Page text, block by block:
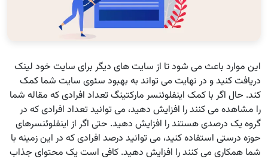
این موارد باعث می شود تا از سایت های دیگر برای سایت خود لینک
دریافت کنید و در نهایت می تواند به بهبود سئوی سایت شما کمک
کند. حال اگر با کمک اینفلوئنسر مارکتینگ تعداد افرادی که مقاله شما
را مشاهده می کنند را افزایش دهید، می توانید تعداد افرادی که در
گروه یک درصدی هستند را افزایش دهید. حتی اگر از اینفلوئنسرهای
حوزه درستی استفاده کنید، می توانید درصد افرادی که در این زمینه با
شما همکاری می کنند را افزایش دهید. کافی است یک محتوای جذاب